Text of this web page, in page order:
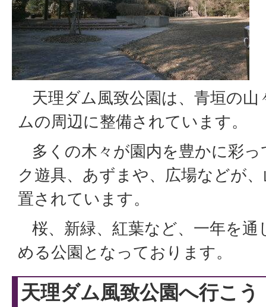
天理ダム風致公園は、青垣の山
ムの周辺に整備されています。
多くの木々が園内を豊かに彩
ク遊具、あずまや、広場などが
置されています。
桜、新緑、紅葉など、一年を通
める公園となっております。
天理ダム風致公園へ行こう